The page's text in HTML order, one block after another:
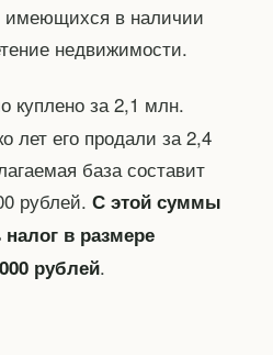
имеющихся в наличии
недвижимости.
куплено за 2,1 млн.
лет его продали за 2,4
база составит
рублей. С этой суммы
налог в размере
рублей.